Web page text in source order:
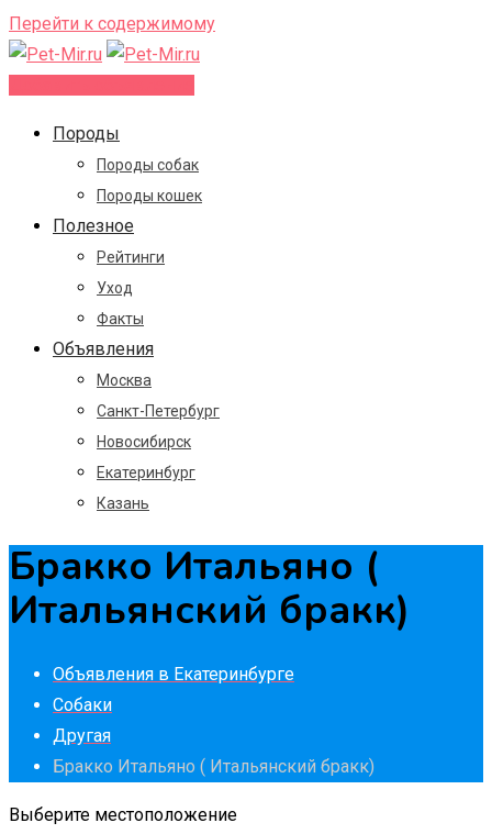
Перейти к содержимому
Породы
Породы собак
Породы кошек
Полезное
Рейтинги
Уход
Факты
Объявления
Москва
Санкт-Петербург
Новосибирск
Екатеринбург
Казань
Бракко Итальяно (
Итальянский бракк)
Объявления в Екатеринбурге
Собаки
Другая
Бракко Итальяно ( Итальянский бракк)
Выберите местоположение